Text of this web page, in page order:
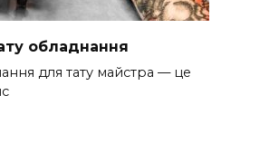
обладнання
для тату майстра — це